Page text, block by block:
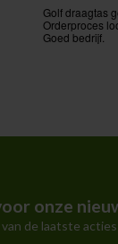
Golf draagtas
Orderproces
Goed bedrijf.
onze
de laatste acties